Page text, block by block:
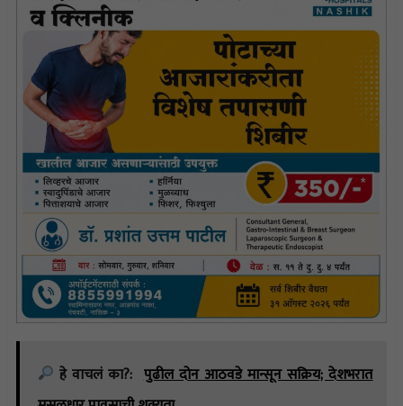
हे वाचलं का?: पुढील दोन आठवडे मान्सून सक्रिय; देशभरात